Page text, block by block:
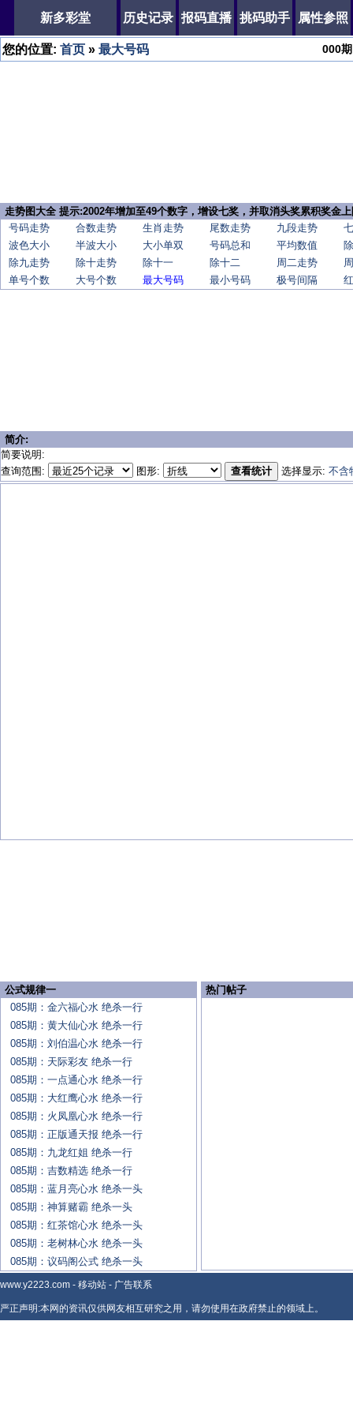
新多彩堂 历史记录 报码直播 挑码助手 属性参照
您的位置: 首页 » 最大号码 000期
走势图大全 提示:2002年增加至49个数字，增设七奖，并取消头奖累积奖金
号码走势
合数走势 生肖走势 尾数走势 九段走势
波色大小
半波大小 大小单双 号码总和 平均数值
除九走势
除十走势 除十一 除十二 周二走势
单号个数
大号个数 最大号码 最小号码 极号间隔
简介:
简要说明:
查询范围:
图形: 查看统计 选择显示: 不含
公式规律一
085期：金六福心水 绝杀一行
085期：黄大仙心水 绝杀一行
085期：刘伯温心水 绝杀一行
085期：天际彩友 绝杀一行
085期：一点通心水 绝杀一行
085期：大红鹰心水 绝杀一行
085期：火凤凰心水 绝杀一行
085期：正版通天报 绝杀一行
085期：九龙红姐 绝杀一行
085期：吉数精选 绝杀一行
085期：蓝月亮心水 绝杀一头
085期：神算赌霸 绝杀一头
085期：红茶馆心水 绝杀一头
085期：老树林心水 绝杀一头
085期：议码阁公式 绝杀一头
热门帖子
www.y2223.com - 移动站 - 广告联系
严正声明:本网的资讯仅供网友相互研究之用，请勿使用在政府禁止的领域上。